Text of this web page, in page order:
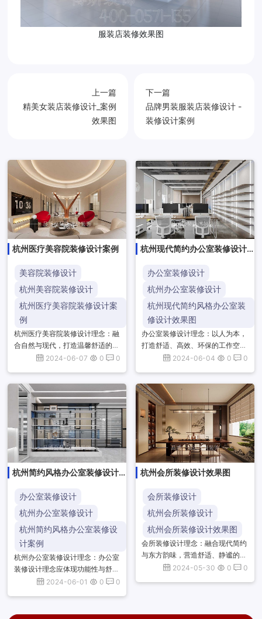
服装店装修效果图
上一篇
精美女装店装修设计_案例
效果图
下一篇
品牌男装服装店装修设计 -
装修设计案例
杭州医疗美容院装修设计案例
美容院装修设计
杭州美容院装修设计
杭州医疗美容院装修设计案
例
杭州医疗美容院装修设计理念：融
合自然与现代，打造温馨舒适的诊
疗环境。注重细节与品质，彰显专
氛...
2024-06-07 0 0
杭州现代简约办公室装修设计
办公室装修设计
杭州办公室装修设计
杭州现代简约风格办公室装
修设计效果图
办公室装修设计理念：以人为本，
打造舒适、高效、环保的工作空
间，注重功能与美学的融合，提升
简...
2024-06-04 0 0
杭州简约风格办公室装修设计
办公室装修设计
杭州办公室装修设计
杭州简约风格办公室装修设
计案例
杭州办公室装修设计理念：办公室
装修设计理念应体现功能性与舒适
性的平衡，注重空间布局的合理
企...
2024-06-01 0 0
杭州会所装修设计效果图
会所装修设计
杭州会所装修设计
杭州会所装修设计效果图
会所装修设计理念：融合现代简约
与东方韵味，营造舒适、静谧的私
密空间。注重细节，运用光影与材
2024-05-30 0 0